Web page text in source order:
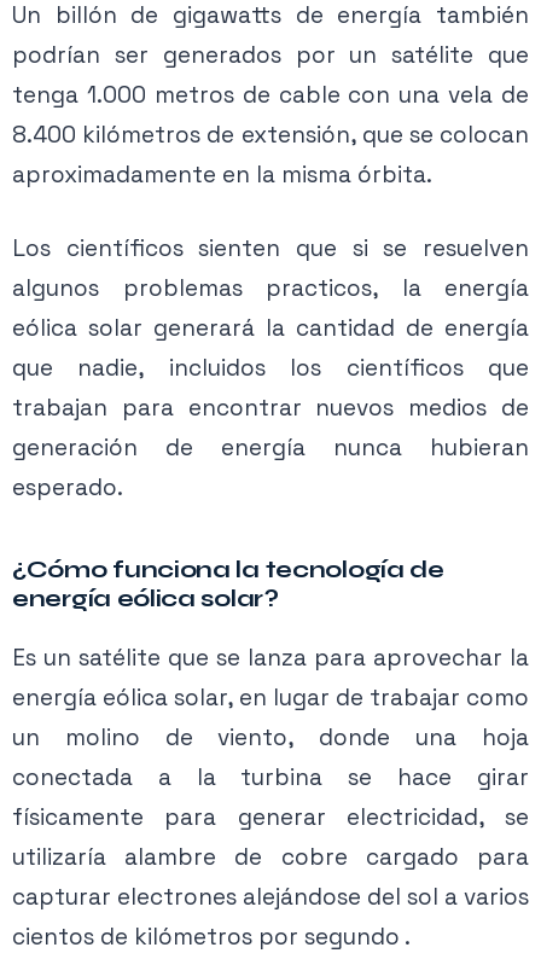
Un billón de gigawatts de energía también
podrían ser generados por un satélite que
tenga 1.000 metros de cable con una vela de
8.400 kilómetros de extensión, que se colocan
aproximadamente en la misma órbita.
Los científicos sienten que si se resuelven
algunos problemas practicos, la energía
eólica solar generará la cantidad de energía
que nadie, incluidos los científicos que
trabajan para encontrar nuevos medios de
generación de energía nunca hubieran
esperado.
¿Cómo funciona la tecnología de
energía eólica solar?
Es un satélite que se lanza para aprovechar la
energía eólica solar, en lugar de trabajar como
un molino de viento, donde una hoja
conectada a la turbina se hace girar
físicamente para generar electricidad, se
utilizaría alambre de cobre cargado para
capturar electrones alejándose del sol a varios
cientos de kilómetros por segundo .